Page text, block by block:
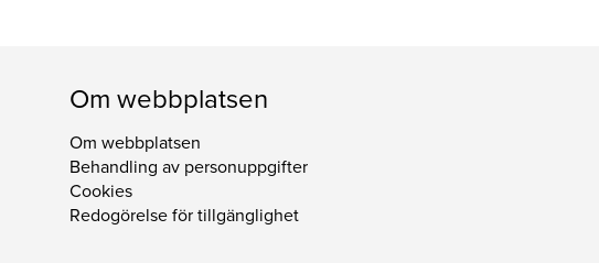
Om webbplatsen
Om webbplatsen
Behandling av personuppgifter
Cookies
Redogörelse för tillgänglighet